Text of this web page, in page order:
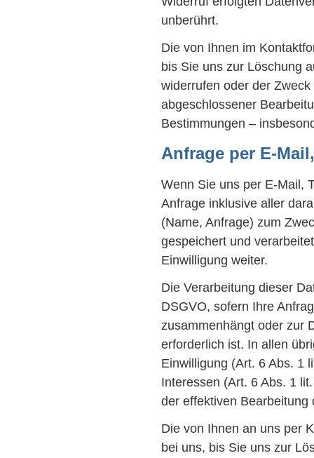
unberührt.
Die von Ihnen im
bis Sie uns zur Löschung
widerrufen oder der
abgeschlossener
Bestimmungen –
Anfrage per E-
Wenn Sie uns per E-Mail,
Anfrage inklusive aller
(Name, Anfrage) zum
gespeichert und
Einwilligung weiter.
Die Verarbeitung dieser
DSGVO, sofern Ihre
zusammenhängt oder zur
erforderlich ist. In allen
Einwilligung (Art. 6 Abs. 1
Interessen (Art. 6 Abs. 1
der effektiven
Die von Ihnen an uns per
bei uns, bis Sie uns zur